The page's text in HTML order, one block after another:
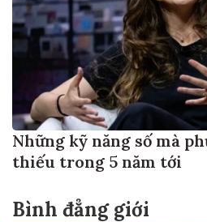
Những kỹ năng số mà
thiếu trong 5 năm tới
Bình đẳng giới